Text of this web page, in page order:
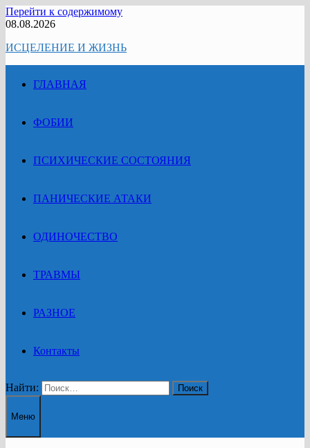
Перейти к содержимому
08.08.2026
ИСЦЕЛЕНИЕ И ЖИЗНЬ
ГЛАВНАЯ
ФОБИИ
ПСИХИЧЕСКИЕ СОСТОЯНИЯ
ПАНИЧЕСКИЕ АТАКИ
ОДИНОЧЕСТВО
ТРАВМЫ
РАЗНОЕ
Контакты
Найти:
Меню